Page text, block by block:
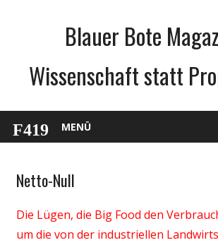
Blauer Bote
Wissenschaft statt
MENÜ
Gesellschaft
Politik
Wirtschaft
Netto-Null
Die Lügen, die Big Food den
um die von der industriellen